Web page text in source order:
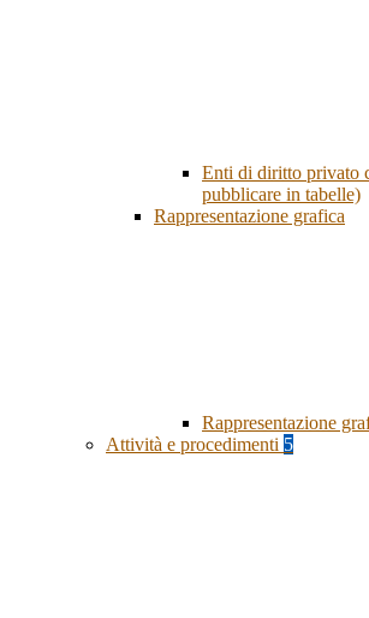
Enti di diritto privato
pubblicare in tabelle)
Rappresentazione grafica
Rappresentazione
Attività e procedimenti 5